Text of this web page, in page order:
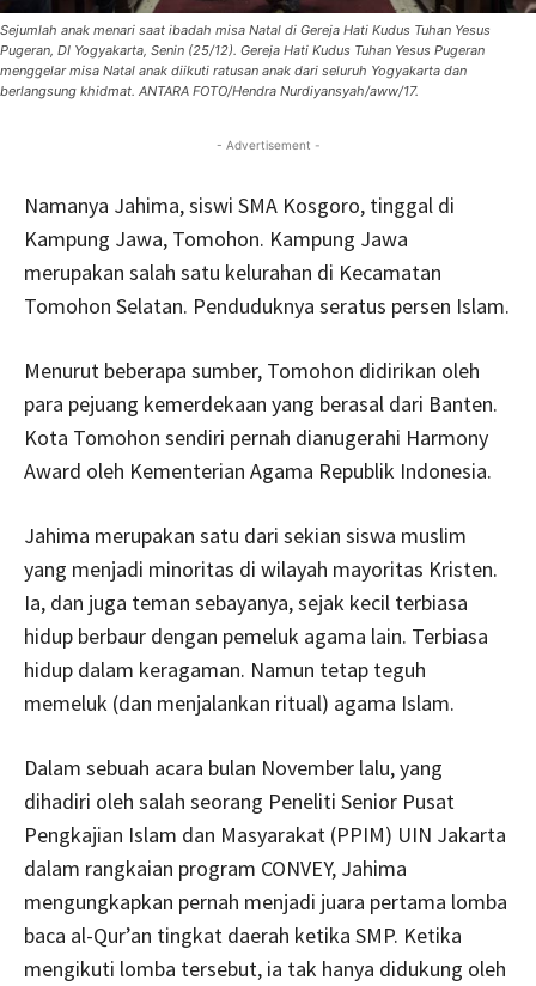
Sejumlah anak menari saat ibadah misa Natal di Gereja Hati Kudus Tuhan Yesus
Pugeran, DI Yogyakarta, Senin (25/12). Gereja Hati Kudus Tuhan Yesus Pugeran
menggelar misa Natal anak diikuti ratusan anak dari seluruh Yogyakarta dan
berlangsung khidmat. ANTARA FOTO/Hendra Nurdiyansyah/aww/17.
- Advertisement -
Namanya Jahima, siswi SMA Kosgoro, tinggal di
Kampung Jawa, Tomohon. Kampung Jawa
merupakan salah satu kelurahan di Kecamatan
Tomohon Selatan. Penduduknya seratus persen Islam.
Menurut beberapa sumber, Tomohon didirikan oleh
para pejuang kemerdekaan yang berasal dari Banten.
Kota Tomohon sendiri pernah dianugerahi Harmony
Award oleh Kementerian Agama Republik Indonesia.
Jahima merupakan satu dari sekian siswa muslim
yang menjadi minoritas di wilayah mayoritas Kristen.
Ia, dan juga teman sebayanya, sejak kecil terbiasa
hidup berbaur dengan pemeluk agama lain. Terbiasa
hidup dalam keragaman. Namun tetap teguh
memeluk (dan menjalankan ritual) agama Islam.
Dalam sebuah acara bulan November lalu, yang
dihadiri oleh salah seorang Peneliti Senior Pusat
Pengkajian Islam dan Masyarakat (PPIM) UIN Jakarta
dalam rangkaian program CONVEY, Jahima
mengungkapkan pernah menjadi juara pertama lomba
baca al-Qur’an tingkat daerah ketika SMP. Ketika
mengikuti lomba tersebut, ia tak hanya didukung oleh